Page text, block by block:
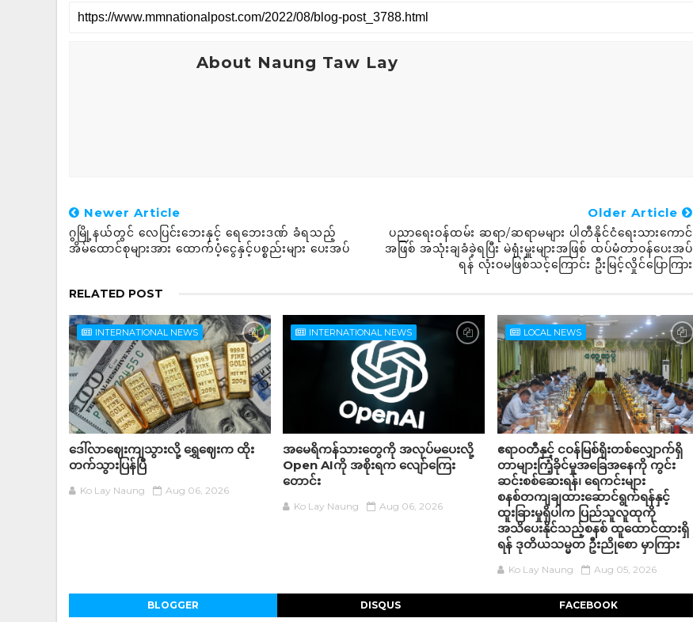
About Naung Taw Lay
Newer Article
ဂွမြို့နယ်တွင် လေပြင်းဘေးနှင့် ရေဘေးဒဏ် ခံရသည့်
အိမ်ထောင်စုများအား ထောက်ပံ့ငွေနှင့်ပစ္စည်းများ ပေးအပ်
Older Article
ပညာရေးဝန်ထမ်း ဆရာ/ဆရာမများ ပါတီနိုင်ငံရေးသားကောင်
အဖြစ် အသုံးချခံခဲ့ရပြီး မဲရုံးမှူးများအဖြစ် ထပ်မံတာဝန်ပေးအပ်
ရန် လုံးဝမဖြစ်သင့်ကြောင်း ဦးမြင့်လှိုင်ပြောကြား
RELATED POST
INTERNATIONAL NEWS
ဒေါ်လာဈေးကျသွားလို့ ရွှေဈေးက ထိုး
တက်သွားပြန်ပြီ
Ko Lay Naung Aug 06, 2026
INTERNATIONAL NEWS
အမေရိကန်သားတွေကို အလုပ်မပေးလို့
Open AIကို အစိုးရက လျော်ကြေး
တောင်း
Ko Lay Naung Aug 06, 2026
LOCAL NEWS
ဧရာဝတီနှင့် ငဝန်မြစ်ရိုးတစ်လျှောက်ရှိ
တာများကြံ့ခိုင်မှုအခြေအနေကို ကွင်း
ဆင်းစစ်ဆေးရန်၊ ရေကင်းများ
စနစ်တကျချထားဆောင်ရွက်ရန်နှင့်
ထူးခြားမှုရှိပါက ပြည်သူလူထုကို
အသိပေးနိုင်သည့်စနစ် ထူထောင်ထားရှိ
ရန် ဒုတိယသမ္မတ ဦးညိုစော မှာကြား
Ko Lay Naung Aug 05, 2026
BLOGGER DISQUS FACEBOOK